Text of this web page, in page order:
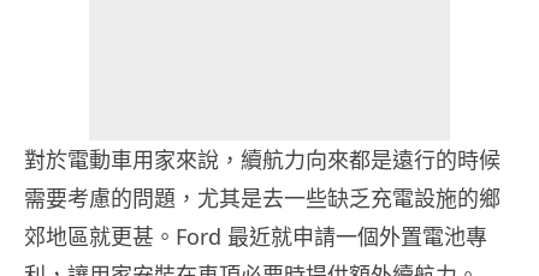
對於電動車用家來說，續航力向來都是遠行的時候
需要考慮的問題，尤其是去一些缺乏充電設施的鄉
郊地區就更甚。Ford 最近就申請一個外置電池專